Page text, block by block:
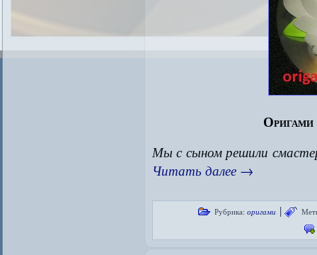
Оригами
Мы с сыном решили
Читать далее →
Рубрика: оригами |